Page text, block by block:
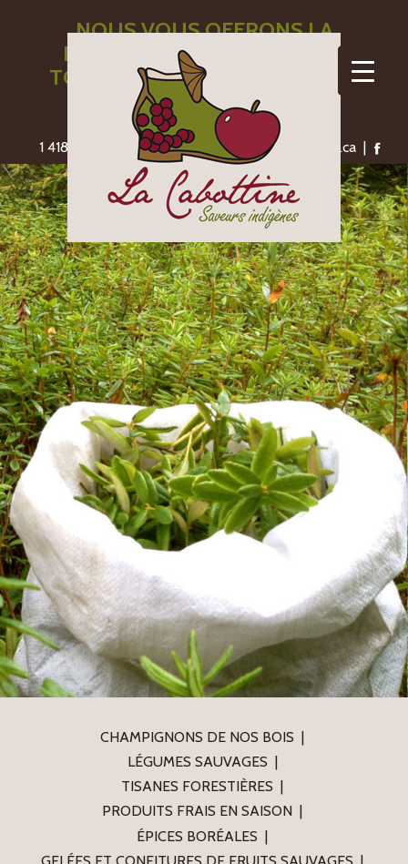
NOUS VOUS OFFRONS LA
LIVRAISON GRATUITE POUR
TOUTE COMMANDE DE 110$ ET
PLUS
1 418-775-1306 | saveursindigenes@lacabottine.ca |
CHAMPIGNONS DE NOS BOIS
LÉGUMES SAUVAGES
TISANES FORESTIÈRES
PRODUITS FRAIS EN SAISON
ÉPICES BORÉALES
GELÉES ET CONFITURES DE FRUITS SAUVAGES